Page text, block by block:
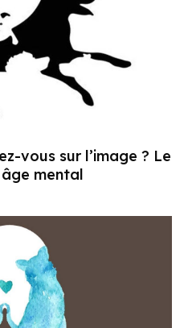
vous sur l’image ? Le
mental